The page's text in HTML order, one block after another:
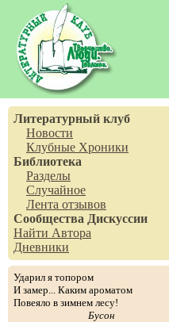
Литературный клуб
Новости
Клубные Хроники
Библиотека
Разделы
Случайное
Лента отзывов
Сообщества Дискуссии
Найти Автора
Дневники
Ударил я топором
И замер... Каким ароматом
Повеяло в зимнем лесу!
Бусон